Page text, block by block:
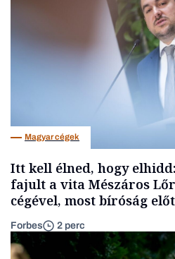
Magyar cégek
Itt kell élned, hogy
fajult a vita Mészáros
cégével, most bíróság
Forbes 2 perc